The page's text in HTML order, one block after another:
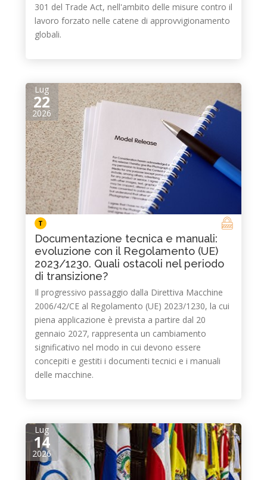
301 del Trade Act, nell'ambito delle misure contro il
lavoro forzato nelle catene di approvvigionamento
globali.
Lug
22
2026
T
Documentazione tecnica e manuali:
evoluzione con il Regolamento (UE)
2023/1230. Quali ostacoli nel periodo
di transizione?
Il progressivo passaggio dalla Direttiva Macchine
2006/42/CE al Regolamento (UE) 2023/1230, la cui
piena applicazione è prevista a partire dal 20
gennaio 2027, rappresenta un cambiamento
significativo nel modo in cui devono essere
concepiti e gestiti i documenti tecnici e i manuali
delle macchine.
Lug
14
2026